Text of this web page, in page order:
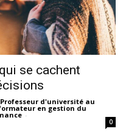
se cachent
d'université au
en gestion du
-
0